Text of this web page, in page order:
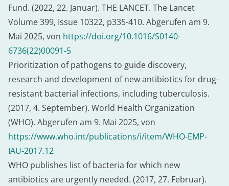
Fund. (2022, 22. Januar). THE LANCET. The Lancet
Volume 399, Issue 10322, p335-410. Abgerufen am 9.
Mai 2025, von https://doi.org/10.1016/S0140-
6736(22)00091-5
Prioritization of pathogens to guide discovery,
research and development of new antibiotics for drug-
resistant bacterial infections, including tuberculosis.
(2017, 4. September). World Health Organization
(WHO). Abgerufen am 9. Mai 2025, von
https://www.who.int/publications/i/item/WHO-EMP-
IAU-2017.12
WHO publishes list of bacteria for which new
antibiotics are urgently needed. (2017, 27. Februar).